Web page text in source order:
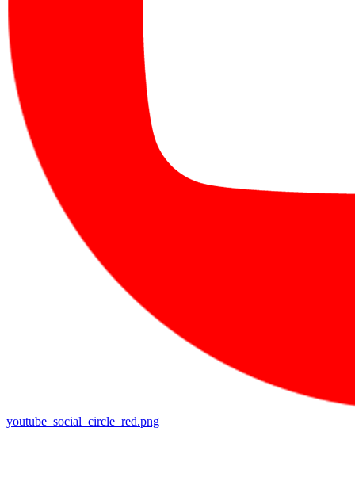
youtube_social_circle_red.png